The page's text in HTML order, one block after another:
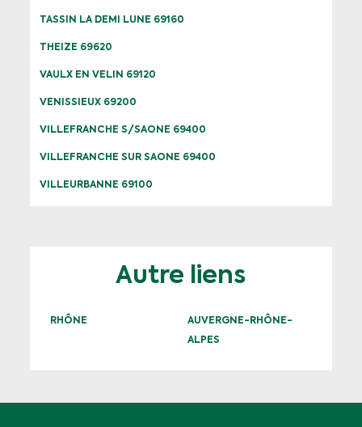
TASSIN LA DEMI LUNE 69160
THEIZE 69620
VAULX EN VELIN 69120
VENISSIEUX 69200
VILLEFRANCHE S/SAONE 69400
VILLEFRANCHE SUR SAONE 69400
VILLEURBANNE 69100
Autre liens
RHÔNE
AUVERGNE-RHÔNE-
ALPES